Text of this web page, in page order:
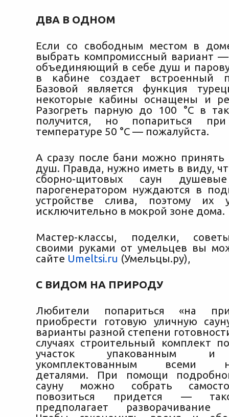
ДВА В ОДНОМ
Если со свободным местом в
выбрать компромиссный вариант
объединяющий в себе душ и
в кабине создает встроенный
Базовой является функция
некоторые кабины оснащены и
Разогреть парную до 100 °С в
получится, но попариться
температуре 50 °С — пожалуйста.
А сразу после бани можно
душ. Правда, нужно иметь в виду,
сборно-щитовых саун
парогенератором нуждаются в
устройстве слива, поэтому их
исключительно в мокрой зоне дома.
Мастер-классы, поделки,
своими руками от умельцев вы
сайте Umeltsi.ru (Умельцы.ру),
С ВИДОМ НА ПРИРОДУ
Любители попариться «на
приобрести готовую уличную
варианты разной степени
случаях строительный комплект
участок упакованным и
укомплектованным всеми
деталями. При помощи
сауну можно собрать
повозиться придется —
предполагает разворачивание